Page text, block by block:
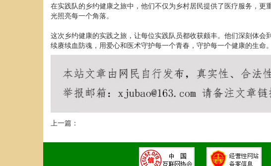
在实践队的乡约健康之旅中，他们不仅为乡村居民提供了医疗服务，
光照亮每一个角落。
这次乡约健康的实践之旅，让每位实践队员都收获颇丰。他们深刻体
续赓续血防魂，用爱心和医术守护每一个青春，守护每一个健康的生命。
上一篇：